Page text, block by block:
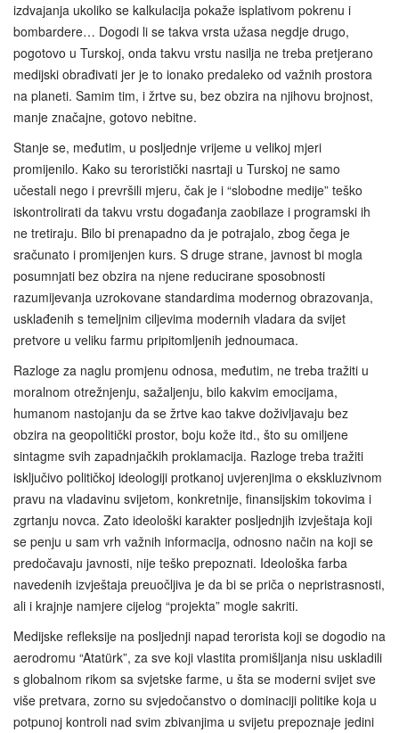
izdvajanja ukoliko se kalkulacija pokaže isplativom pokrenu i
bombardere… Dogodi li se takva vrsta užasa negdje drugo,
pogotovo u Turskoj, onda takvu vrstu nasilja ne treba pretjerano
medijski obrađivati jer je to ionako predaleko od važnih prostora
na planeti. Samim tim, i žrtve su, bez obzira na njihovu brojnost,
manje značajne, gotovo nebitne.
Stanje se, međutim, u posljednje vrijeme u velikoj mjeri
promijenilo. Kako su teroristički nasrtaji u Turskoj ne samo
učestali nego i prevršili mjeru, čak je i “slobodne medije” teško
iskontrolirati da takvu vrstu događanja zaobilaze i programski ih
ne tretiraju. Bilo bi prenapadno da je potrajalo, zbog čega je
sračunato i promijenjen kurs. S druge strane, javnost bi mogla
posumnjati bez obzira na njene reducirane sposobnosti
razumijevanja uzrokovane standardima modernog obrazovanja,
usklađenih s temeljnim ciljevima modernih vladara da svijet
pretvore u veliku farmu pripitomljenih jednoumaca.
Razloge za naglu promjenu odnosa, međutim, ne treba tražiti u
moralnom otrežnjenju, sažaljenju, bilo kakvim emocijama,
humanom nastojanju da se žrtve kao takve doživljavaju bez
obzira na geopolitički prostor, boju kože itd., što su omiljene
sintagme svih zapadnjačkih proklamacija. Razloge treba tražiti
isključivo političkoj ideologiji protkanoj uvjerenjima o ekskluzivnom
pravu na vladavinu svijetom, konkretnije, finansijskim tokovima i
zgrtanju novca. Zato ideološki karakter posljednjih izvještaja koji
se penju u sam vrh važnih informacija, odnosno način na koji se
predočavaju javnosti, nije teško prepoznati. Ideološka farba
navedenih izvještaja preuočljiva je da bi se priča o nepristrasnosti,
ali i krajnje namjere cijelog “projekta” mogle sakriti.
Medijske refleksije na posljednji napad terorista koji se dogodio na
aerodromu “Atatürk”, za sve koji vlastita promišljanja nisu uskladili
s globalnom rikom sa svjetske farme, u šta se moderni svijet sve
više pretvara, zorno su svjedočanstvo o dominaciji politike koja u
potpunoj kontroli nad svim zbivanjima u svijetu prepoznaje jedini